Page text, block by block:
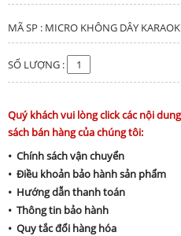
MÃ SP : MICRO KHÔNG DÂY
SỐ LƯỢNG :
Quý khách vui lòng click các nội
sách bán hàng của chúng tôi:
• Chính sách vận chuyển
• Điều khoản bảo hành sản phẩm
• Hướng dẫn thanh toán
• Thông tin bảo hành
• Quy tắc đổi hàng hóa